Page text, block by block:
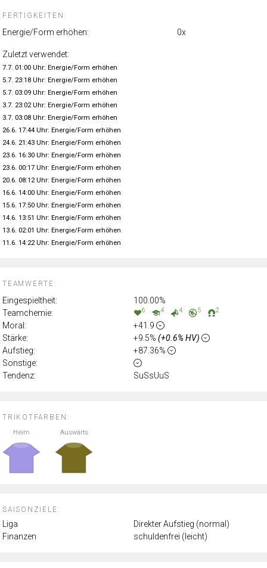
TRIKOTFARBEN:
Heim Auswärts
SAISONZIELE:
Liga
Direkter Aufstieg (normal)
Finanzen
schuldenfrei (leicht)
TEAMWERTE:
Eingespieltheit:
100.00%
Teamchemie:
6 4 4 5 2
Moral:
+41.9
Stärke:
+9.5% (+0.6% HV)
Aufstieg:
+87.36%
Sonstige:
Tendenz:
SuSsUuS
FERTIGKEITEN:
Energie/Form erhöhen: 0x
Zuletzt verwendet:
7.7. 01:00 Uhr: Energie/Form erhöhen
5.7. 23:18 Uhr: Energie/Form erhöhen
5.7. 03:09 Uhr: Energie/Form erhöhen
3.7. 23:02 Uhr: Energie/Form erhöhen
3.7. 03:08 Uhr: Energie/Form erhöhen
26.6. 17:44 Uhr: Energie/Form erhöhen
24.6. 21:43 Uhr: Energie/Form erhöhen
23.6. 16:30 Uhr: Energie/Form erhöhen
23.6. 00:17 Uhr: Energie/Form erhöhen
20.6. 08:12 Uhr: Energie/Form erhöhen
16.6. 14:00 Uhr: Energie/Form erhöhen
15.6. 17:50 Uhr: Energie/Form erhöhen
14.6. 13:51 Uhr: Energie/Form erhöhen
13.6. 02:01 Uhr: Energie/Form erhöhen
11.6. 14:22 Uhr: Energie/Form erhöhen